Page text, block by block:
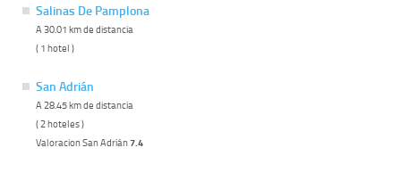
Salinas De Pamplona
A 30.01 km de distancia
( 1 hotel )
San Adrián
A 28.45 km de distancia
( 2 hoteles )
Valoracion San Adrián7.4